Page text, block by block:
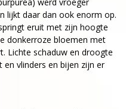
lijkt daar dan ook enorm op.
eruit met zijn hoogte
donkerroze bloemen met
Lichte schaduw en droogte
vlinders en bijen zijn er